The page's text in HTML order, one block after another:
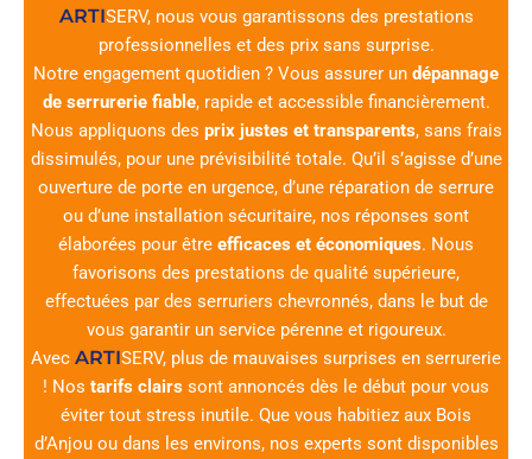
ARTISERV, nous vous garantissons des prestations
professionnelles et des prix sans surprise.
Notre engagement quotidien ? Vous assurer un dépannage
de serrurerie fiable, rapide et accessible financièrement.
Nous appliquons des prix justes et transparents, sans frais
dissimulés, pour une prévisibilité totale. Qu’il s’agisse d’une
ouverture de porte en urgence, d’une réparation de serrure
ou d’une installation sécuritaire, nos réponses sont
élaborées pour être efficaces et économiques. Nous
favorisons des prestations de qualité supérieure,
effectuées par des serruriers chevronnés, dans le but de
vous garantir un service pérenne et rigoureux.
Avec ARTISERV, plus de mauvaises surprises en serrurerie
! Nos tarifs clairs sont annoncés dès le début pour vous
éviter tout stress inutile. Que vous habitiez aux Bois
d’Anjou ou dans les environs, nos experts sont disponibles